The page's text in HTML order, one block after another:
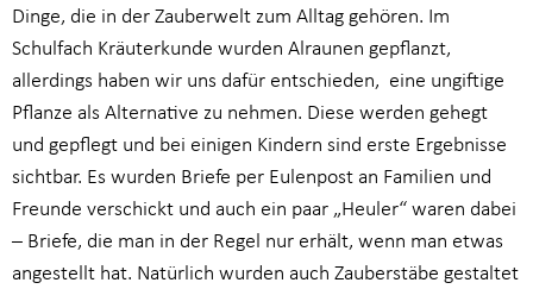
Dinge, die in der Zauberwelt zum Alltag gehören. Im
Schulfach Kräuterkunde wurden Alraunen gepflanzt,
allerdings haben wir uns dafür entschieden, eine ungiftige
Pflanze als Alternative zu nehmen. Diese werden gehegt
und gepflegt und bei einigen Kindern sind erste Ergebnisse
sichtbar. Es wurden Briefe per Eulenpost an Familien und
Freunde verschickt und auch ein paar „Heuler“ waren dabei
– Briefe, die man in der Regel nur erhält, wenn man etwas
angestellt hat. Natürlich wurden auch Zauberstäbe gestaltet